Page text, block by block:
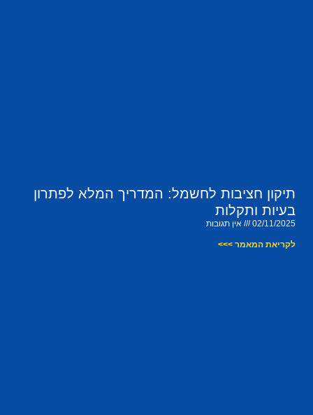
תיקון חציבות לחשמל: המדריך המלא לפתרון
בעיות ותקלות
02/11/2025 אין תגובות
לקריאת המאמר >>>